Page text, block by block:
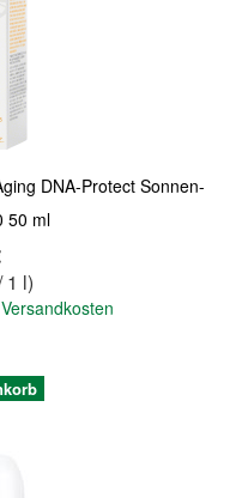
DNA-Protect Sonnen-
50 ml
1 l)
Versandkosten